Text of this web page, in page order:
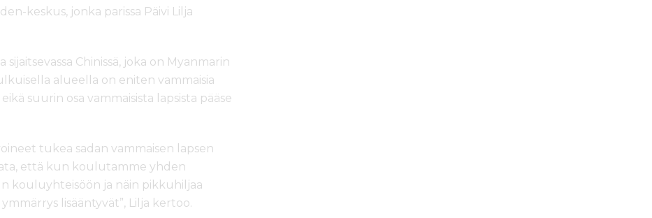
keskus, jonka parissa Päivi Lilja
Chinissä, joka on Myanmarin
alueella on eniten vammaisia
suurin osa vammaisista lapsista pääse
tukea sadan vammaisen lapsen
että kun koulutamme yhden
kouluyhteisöön ja näin pikkuhiljaa
lisääntyvät”, Lilja kertoo.